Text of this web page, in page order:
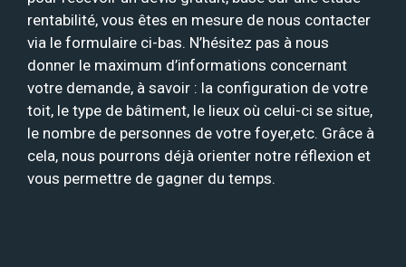
rentabilité, vous êtes en mesure de nous contacter
via le formulaire ci-bas. N’hésitez pas à nous
donner le maximum d’informations concernant
votre demande, à savoir : la configuration de votre
toit, le type de bâtiment, le lieux où celui-ci se situe,
le nombre de personnes de votre foyer,etc. Grâce à
cela, nous pourrons déjà orienter notre réflexion et
vous permettre de gagner du temps.